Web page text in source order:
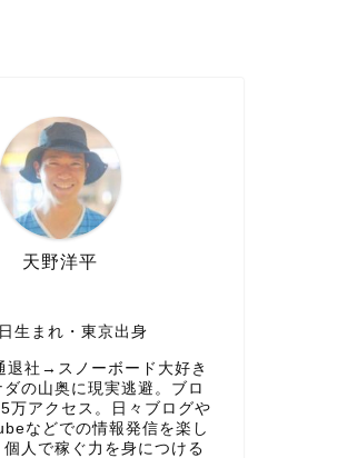
天野洋平
生まれ・東京出身
退社→スノーボード大好き
の山奥に現実逃避。ブロ
万アクセス。日々ブログや
などでの情報発信を楽し
人で稼ぐ力を身につける